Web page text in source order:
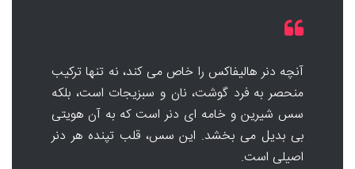
آنچه دنر هالیفاکس را خاص می کند، نه تنها ترکیب
منحصر به فرد گوشت، نان و سبزیجات است، بلکه
سس شیرین و خامه ای دنر است که به آن هویتی
بی بدیل می بخشد. این سس، قلب تپنده هر دنر
اصیلی است.